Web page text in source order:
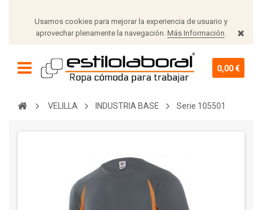
Usamos cookies para mejorar la experiencia de usuario y
aprovechar plenamente la navegación. Más Información.
0,00 €
VELILLA INDUSTRIA BASE Serie 105501